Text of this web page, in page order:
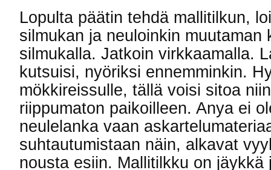
Lopulta päätin tehdä mallitilkun,
silmukan ja neuloinkin muutaman
silmukalla. Jatkoin virkkaamalla.
kutsuisi, nyöriksi ennemminkin.
mökkireissulle, tällä voisi sitoa
riippumaton paikoilleen. Anya ei
neulelanka vaan
suhtautumistaan näin, alkavat
nousta esiin. Mallitilkku on jäykkä